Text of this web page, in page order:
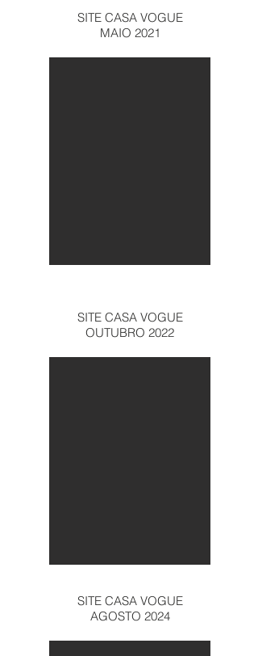
SITE CASA VOGUE
MAIO 2021
SITE CASA VOGUE
OUTUBRO 2022
SITE CASA VOGUE
AGOSTO 2024